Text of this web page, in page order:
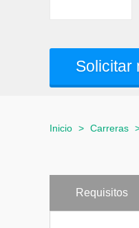
Solicitar
Inicio > Carreras
Requisitos